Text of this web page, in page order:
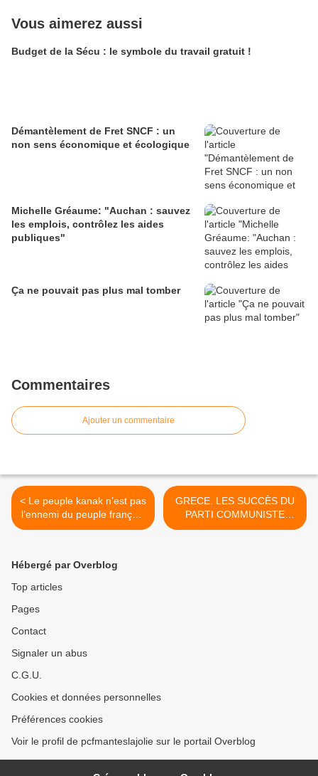
Vous aimerez aussi
Budget de la Sécu : le symbole du travail gratuit !
Démantèlement de Fret SNCF : un
non sens économique et écologique
Michelle Gréaume: "Auchan : sauvez
les emplois, contrôlez les aides
publiques"
Ça ne pouvait pas plus mal tomber
Commentaires
Ajouter un commentaire
< Le peuple kanak n’est pas
l’ennemi du peuple français
; il veut mettre fin à une
GRECE. LES SUCCÈS DU
PARTI COMMUNISTE
(KKE) CONFIRMÉS LORS
Hébergé par Overblog
Top articles
Pages
Contact
Signaler un abus
C.G.U.
Cookies et données personnelles
Préférences cookies
Voir le profil de pcfmanteslajolie sur le portail Overblog